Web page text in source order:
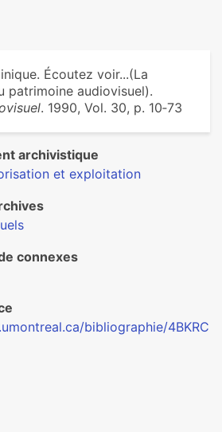
Écoutez voir...(La
patrimoine audiovisuel).
. 1990, Vol. 30, p. 10‑73
archivistique
et exploitation
connexes
bibliographie/4BKRC